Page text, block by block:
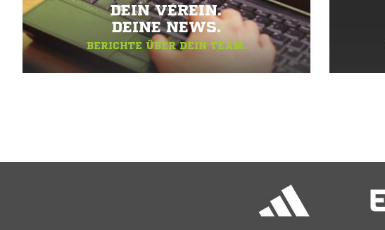
DEIN VEREIN.
DEINE NEWS.
BERICHTE ÜBER DEIN TEAM.